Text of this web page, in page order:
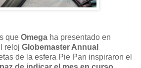
que Omega ha presentado en
reloj Globemaster Annual
de la esfera Pie Pan inspiraron el